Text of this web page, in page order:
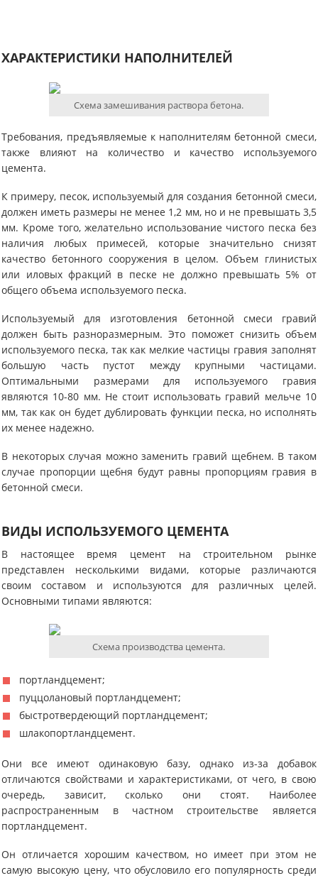
ХАРАКТЕРИСТИКИ НАПОЛНИТЕЛЕЙ
Схема замешивания раствора бетона.
Требования, предъявляемые к наполнителям бетонной смеси,
также влияют на количество и качество используемого
цемента.
К примеру, песок, используемый для создания бетонной смеси,
должен иметь размеры не менее 1,2 мм, но и не превышать 3,5
мм. Кроме того, желательно использование чистого песка без
наличия любых примесей, которые значительно снизят
качество бетонного сооружения в целом. Объем глинистых
или иловых фракций в песке не должно превышать 5% от
общего объема используемого песка.
Используемый для изготовления бетонной смеси гравий
должен быть разноразмерным. Это поможет снизить объем
используемого песка, так как мелкие частицы гравия заполнят
большую часть пустот между крупными частицами.
Оптимальными размерами для используемого гравия
являются 10-80 мм. Не стоит использовать гравий мельче 10
мм, так как он будет дублировать функции песка, но исполнять
их менее надежно.
В некоторых случая можно заменить гравий щебнем. В таком
случае пропорции щебня будут равны пропорциям гравия в
бетонной смеси.
ВИДЫ ИСПОЛЬЗУЕМОГО ЦЕМЕНТА
В настоящее время цемент на строительном рынке
представлен несколькими видами, которые различаются
своим составом и используются для различных целей.
Основными типами являются:
Схема производства цемента.
портландцемент;
пуццолановый портландцемент;
быстротвердеющий портландцемент;
шлакопортландцемент.
Они все имеют одинаковую базу, однако из-за добавок
отличаются свойствами и характеристиками, от чего, в свою
очередь, зависит, сколько они стоят. Наиболее
распространенным в частном строительстве является
портландцемент.
Он отличается хорошим качеством, но имеет при этом не
самую высокую цену, что обусловило его популярность среди